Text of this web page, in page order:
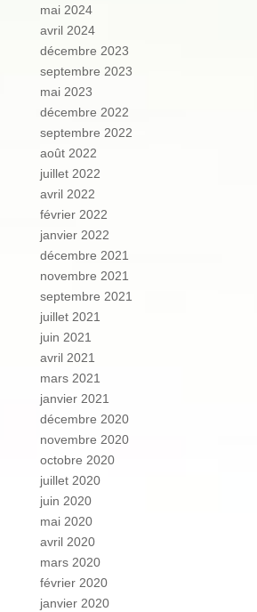
mai 2024
avril 2024
décembre 2023
septembre 2023
mai 2023
décembre 2022
septembre 2022
août 2022
juillet 2022
avril 2022
février 2022
janvier 2022
décembre 2021
novembre 2021
septembre 2021
juillet 2021
juin 2021
avril 2021
mars 2021
janvier 2021
décembre 2020
novembre 2020
octobre 2020
juillet 2020
juin 2020
mai 2020
avril 2020
mars 2020
février 2020
janvier 2020